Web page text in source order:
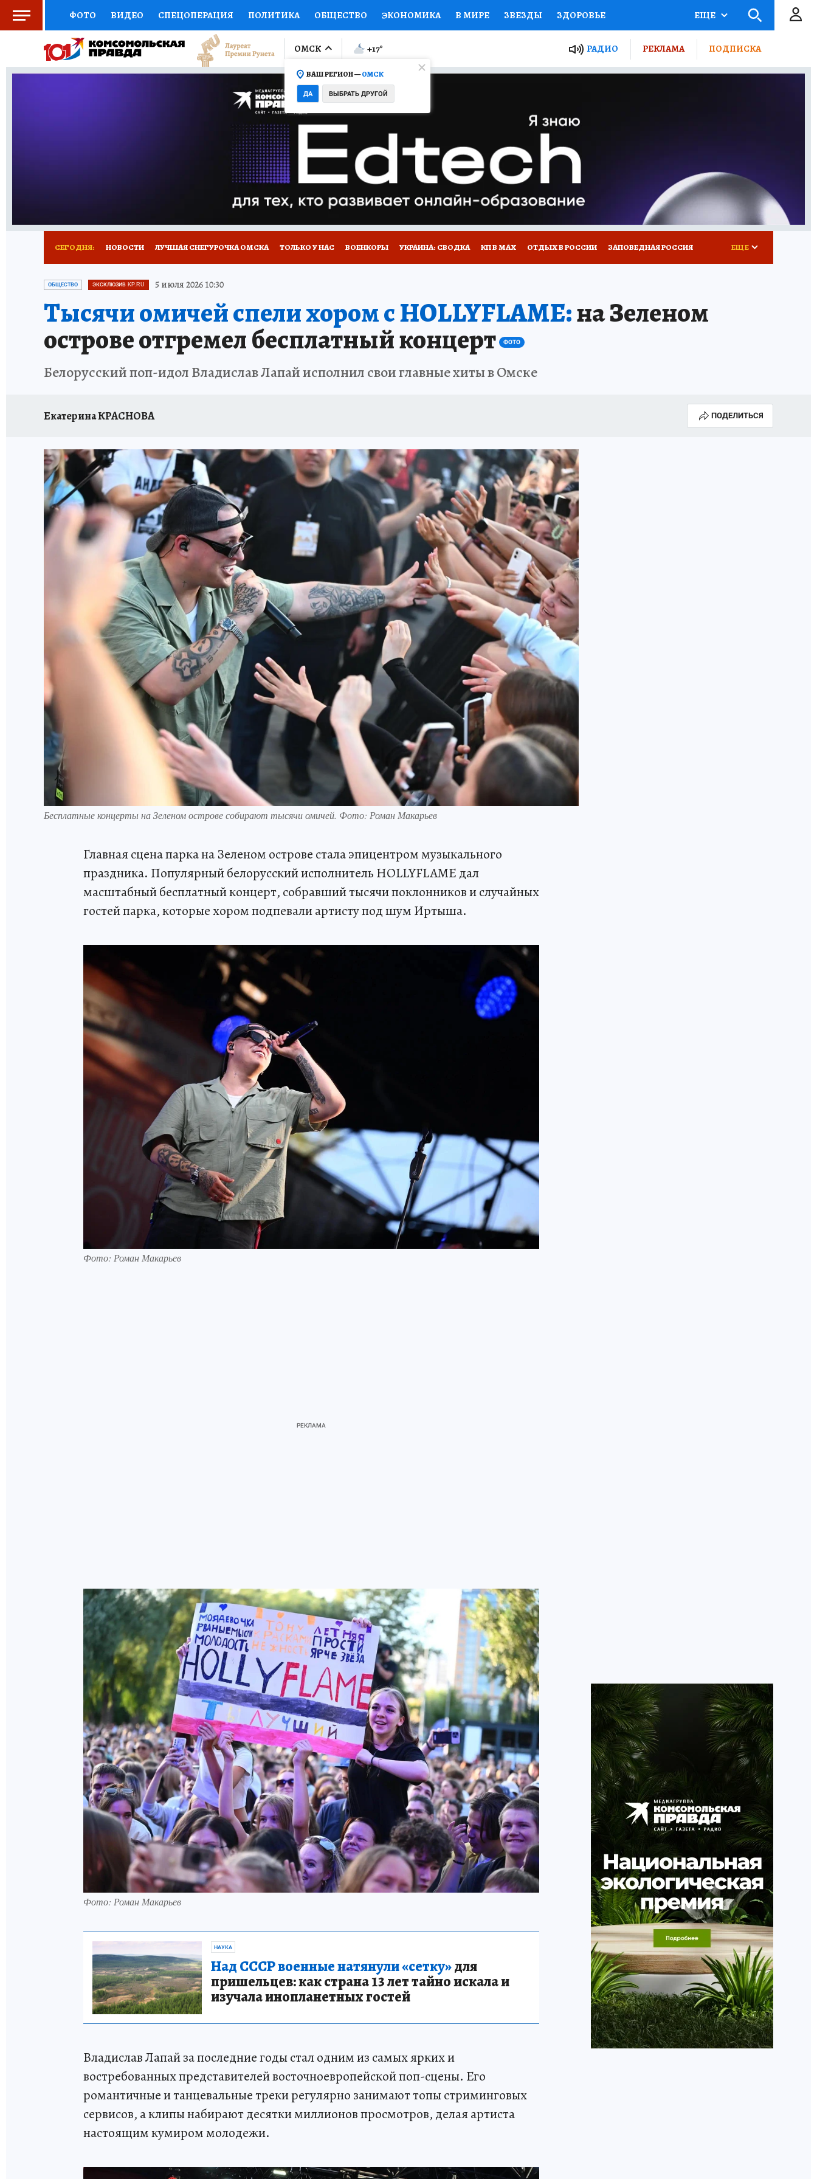
ФОТО ВИДЕО СПЕЦОПЕРАЦИЯ ПОЛИТИКА ОБЩЕСТВО ЭКОНОМИКА В МИРЕ ЗВЕЗДЫ ЗДОРОВЬЕ
СОЦПОДДЕРЖКА НАУКА СПОРТ КОЛУМНИСТЫ ПРОИСШЕСТВИЯ НАЦИОНАЛЬНЫЕ ПРОЕКТЫ РОССИИ
ВЫБОР ЭКСПЕРТОВ ДОКТОР ФИНАНСЫ ОТКРЫВАЕМ МИР СЕМЬЯ ЖЕНСКИЕ СЕКРЕТЫ ПУТЕВОДИТЕЛЬ
ПРОГНОЗЫ НА СПОРТ ПРОМОКОДЫ СЕРИАЛЫ
ТЕЛЕВИЗОР КОЛЛЕКЦИИ КОНКУРСЫ ГИД ПОТРЕБИТЕЛЯ
НОВОЕ НА САЙТЕ
ЕЩЕ
ОМСК
ВАШ РЕГИОН —ОМСК
ДА ВЫБРАТЬ ДРУГОЙ
+17° РАДИО РЕКЛАМА ПОДПИСКА
СЕГОДНЯ: НОВОСТИ ЛУЧШАЯ СНЕГУРОЧКА ОМСКА ТОЛЬКО У НАС ВОЕНКОРЫ УКРАИНА: СВОДКА КП В МАХ ОТДЫХ В РОССИИ ЗАПОВЕДНАЯ РОССИЯ
ПРОИСШЕСТВИЯ АФИША КОНКУРС КП
ЕЩЕ
ОБЩЕСТВО ЭКСКЛЮЗИВ KP.RU 5 июля 2026 10:30
Тысячи омичей спели хором с HOLLYFLAME:на Зеленом
острове отгремел бесплатный концерт ФОТО
Белорусский поп-идол Владислав Лапай исполнил свои главные хиты в Омске
Екатерина КРАСНОВА ПОДЕЛИТЬСЯ
Бесплатные концерты на Зеленом острове собирают тысячи омичей. Фото: Роман Макарьев
Главная сцена парка на Зеленом острове стала эпицентром музыкального
праздника. Популярный белорусский исполнитель HOLLYFLAME дал
масштабный бесплатный концерт, собравший тысячи поклонников и случайных
гостей парка, которые хором подпевали артисту под шум Иртыша.
Фото: Роман Макарьев
Фото: Роман Макарьев
НАУКА
Над СССР военные натянули «сетку»для
пришельцев: как страна 13 лет тайно искала и
изучала инопланетных гостей
Владислав Лапай за последние годы стал одним из самых ярких и
востребованных представителей восточноевропейской поп-сцены. Его
романтичные и танцевальные треки регулярно занимают топы стриминговых
сервисов, а клипы набирают десятки миллионов просмотров, делая артиста
настоящим кумиром молодежи.